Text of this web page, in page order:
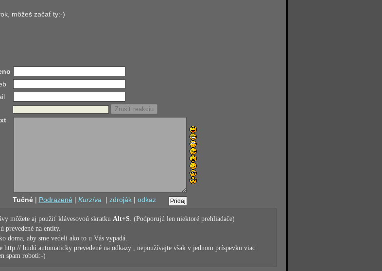
môžeš začať ty:-)
Tučné| Podrazené | Kurzíva | zdroják| odkaz
môžete aj použiť klávesovoú skratku Alt+S . (Podporujú len niektoré prehliadače)
prevedené na entity.
doma, aby sme vedeli ako to u Vás vypadá.
http:// budú automaticky prevedené na odkazy , nepoužívajte však v jednom príspevku viac
spam roboti:-)